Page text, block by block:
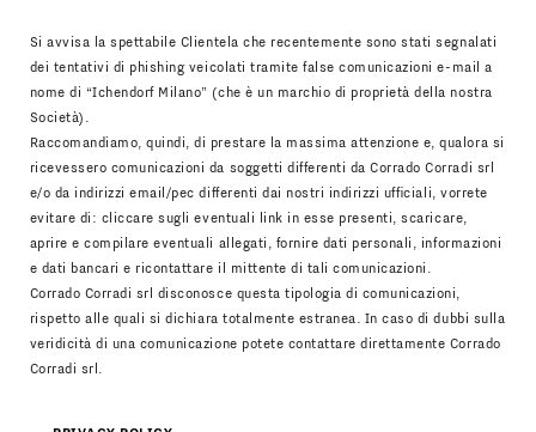
Si avvisa la spettabile Clientela che recentemente sono stati segnalati
dei tentativi di phishing veicolati tramite false comunicazioni e-mail a
nome di “Ichendorf Milano” (che è un marchio di proprietà della nostra
Società).
Raccomandiamo, quindi, di prestare la massima attenzione e, qualora si
ricevessero comunicazioni da soggetti differenti da Corrado Corradi srl
e/o da indirizzi email/pec differenti dai nostri indirizzi ufficiali, vorrete
evitare di: cliccare sugli eventuali link in esse presenti, scaricare,
aprire e compilare eventuali allegati, fornire dati personali, informazioni
e dati bancari e ricontattare il mittente di tali comunicazioni.
Corrado Corradi srl disconosce questa tipologia di comunicazioni,
rispetto alle quali si dichiara totalmente estranea. In caso di dubbi sulla
veridicità di una comunicazione potete contattare direttamente Corrado
Corradi srl.